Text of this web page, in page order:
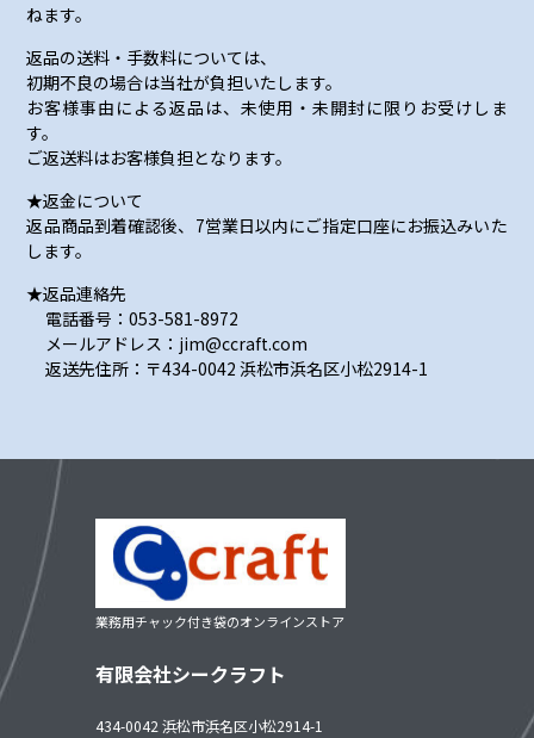
ねます。
返品の送料・手数料については、
初期不良の場合は当社が負担いたします。
お客様事由による返品は、未使用・未開封に限りお受けしま
す。
ご返送料はお客様負担となります。
★返金について
返品商品到着確認後、7営業日以内にご指定口座にお振込みいた
します。
★返品連絡先
電話番号：053-581-8972
メールアドレス：jim@ccraft.com
返送先住所：〒434-0042 浜松市浜名区小松2914-1
業務用チャック付き袋のオンラインストア
有限会社シークラフト
434-0042 浜松市浜名区小松2914-1